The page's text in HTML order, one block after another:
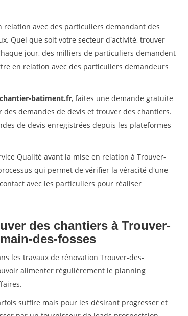
avec des particuliers demandant des
Quel que soit votre secteur d'activité, trouver
jour, des milliers de particuliers demandent
en relation avec des particuliers demandeurs
batiment.fr, faites une demande gratuite
demandes de devis et trouver des chantiers.
de devis enregistrées depuis les plateformes
Qualité avant la mise en relation à Trouver-
qui permet de vérifier la véracité d'une
avec les particuliers pour réaliser
des chantiers à Trouver-
des-fosses
les travaux de rénovation Trouver-des-
alimenter régulièrement le planning
suffire mais pour les désirant progresser et